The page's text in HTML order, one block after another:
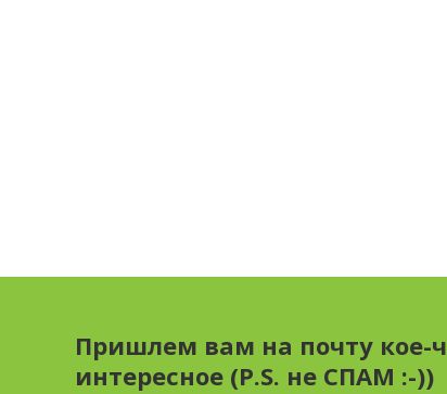
Пришлем вам на почту кое-
интересное (P.S. не СПАМ :-))